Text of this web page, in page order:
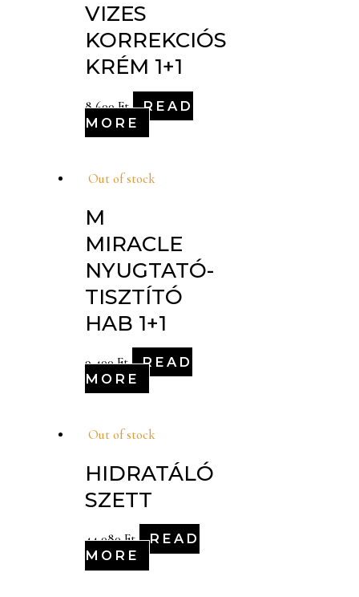
VIZES
KORREKCIÓS
KRÉM 1+1
8,600Ft
READ
MORE
Out of stock
M
MIRACLE
NYUGTATÓ-
TISZTÍTÓ
HAB 1+1
9,400Ft
READ
MORE
Out of stock
HIDRATÁLÓ
SZETT
44,080Ft
READ
MORE